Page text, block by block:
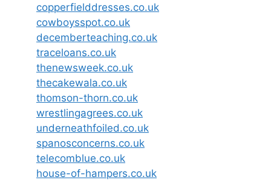
copperfielddresses.co.uk
cowboysspot.co.uk
decemberteaching.co.uk
traceloans.co.uk
thenewsweek.co.uk
thecakewala.co.uk
thomson-thorn.co.uk
wrestlingagrees.co.uk
underneathfoiled.co.uk
spanosconcerns.co.uk
telecomblue.co.uk
house-of-hampers.co.uk